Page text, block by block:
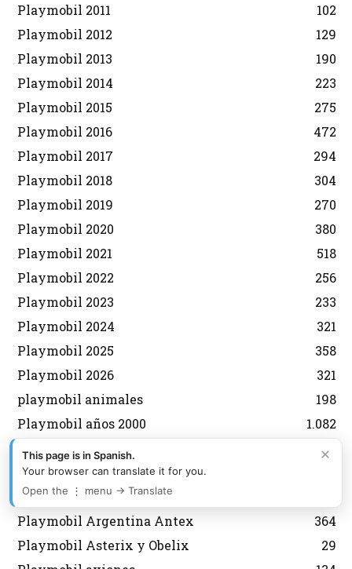
Playmobil 2011
102
Playmobil 2012
129
Playmobil 2013
190
Playmobil 2014
223
Playmobil 2015
275
Playmobil 2016
472
Playmobil 2017
294
Playmobil 2018
304
Playmobil 2019
270
Playmobil 2020
380
Playmobil 2021
518
Playmobil 2022
256
Playmobil 2023
233
Playmobil 2024
321
Playmobil 2025
358
Playmobil 2026
321
playmobil animales
198
Playmobil años 2000
1.082
playmobil años 70
574
playmobil años 80
playmobil años 90
Playmobil Argentina Antex
364
Playmobil Asterix y Obelix
29
×
This page is in Spanish.
Your browser can translate it for you.
Open the ⋮ menu → Translate